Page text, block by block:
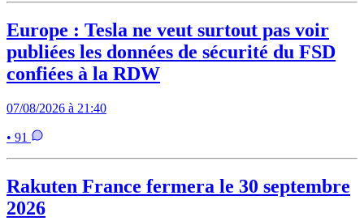
Europe : Tesla ne veut surtout pas voir
publiées les données de sécurité du FSD
confiées à la RDW
07/08/2026 à 21:40
• 91
Rakuten France fermera le 30 septembre
2026